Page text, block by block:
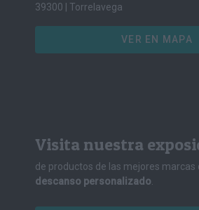
39300 | Torrelavega
VER EN MAPA
Visita nuestra
de productos de las mejores marcas
descanso personalizado.